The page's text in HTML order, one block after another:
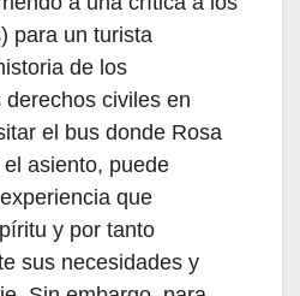
para un turista
de los
civiles en
el bus donde Rosa
asiento, puede
que
y por tanto
sus necesidades y